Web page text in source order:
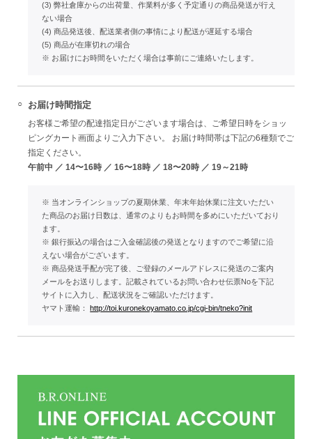
(3) 弊社倉庫からの出荷量、作業料が多く予定通りの商品発送が行え
ない場合
(4) 商品発送後、配送業者側の事情により配送が遅延する場合
(5) 商品が在庫切れの場合
※ お届けにお時間をいただく場合は事前にご連絡いたします。
○ お届け時間指定
お客様ご希望の配達指定日がございます場合は、ご希望日時をショッ
ピングカート画面よりご入力下さい。 お届け時間帯は下記の6種類でご
指定ください。
午前中 ／ 14〜16時 ／ 16〜18時 ／ 18〜20時 ／ 19～21時
※ 当オンラインショップの夏期休業、年末年始休業に注文いただい
た商品のお届け日数は、通常のよりもお時間を多めにいただいており
ます。
※ 銀行振込の場合はご入金確認後の発送となりますのでご希望に沿
えない場合がございます。
※ 商品発送手配が完了後、ご登録のメールアドレスに発送のご案内
メールをお送りします。記載されているお問い合わせ伝票Noを下記
サイトに入力し、配送状況をご確認いただけます。
ヤマト運輸：http://toi.kuronekoyamato.co.jp/cgi-bin/tneko?init